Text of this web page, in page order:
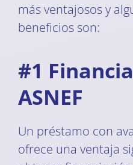
más ventajosos y
beneficios son:
#1
ASNEF
Un préstamo con
ofrece una ventaja